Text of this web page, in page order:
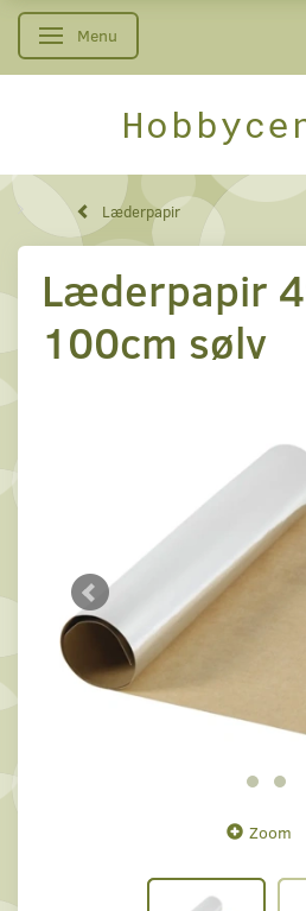
Skifte navigation
Menu
Læderpapir
Læderpapir
100cm sølv
Zoom